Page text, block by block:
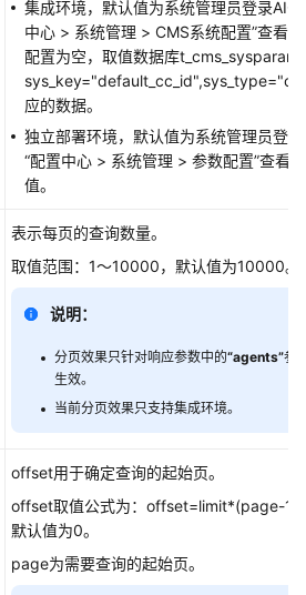
集成环境，默认值为系统管理员登录
中心 > 系统管理 > CMS系统配置”查看
配置为空，取值数据库t_cms_sysparam
应的数据。
独立部署环境，默认值为系统管理员登
“配置中心 > 系统管理 > 参数配置”查看“
值。
表示每页的查询数量。
取值范围：1～10000，默认值为10000。
说明：
分页效果只针对响应参数中的“agents”参
生效。
当前分页效果只支持集成环境。
offset用于确定查询的起始页。
offset取值公式为：offset=limit*(page-1)
默认值为0。
page为需要查询的起始页。